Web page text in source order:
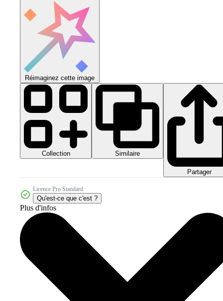
Réimaginez cette image
Collection Similaire
Partager
Licence Pro Standard
Qu'est-ce que c'est ?
Plus d'infos